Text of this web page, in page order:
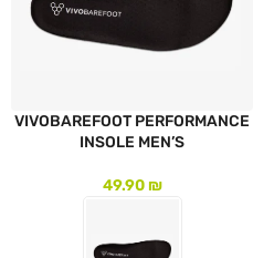
VIVOBAREFOOT PERFORMANCE
INSOLE MEN’S
49.90₪